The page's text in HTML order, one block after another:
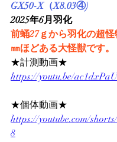
GX50-X（X8.03④)
2025年6月羽化
前蛹27ｇから羽化の超
㎜ほどある大怪獣です。
★計測動画★
https://youtu.be/
★個体動画★
https://youtube.com/
8